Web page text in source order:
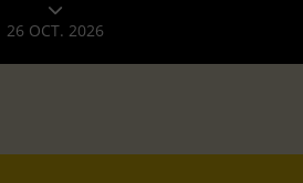
26 OCT. 2026